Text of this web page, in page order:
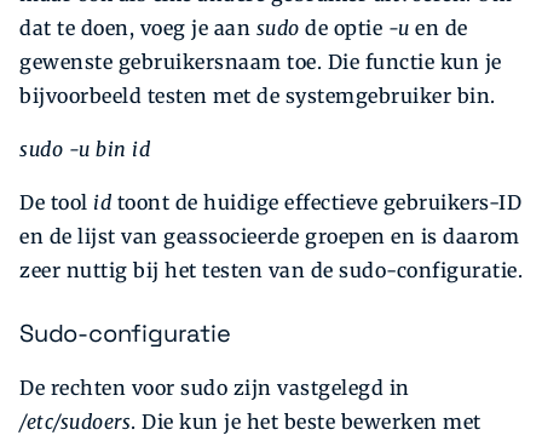
dat te doen, voeg je aan sudo de optie -u en de
gewenste gebruikersnaam toe. Die functie kun je
bijvoorbeeld testen met de systemgebruiker bin.
sudo -u bin id
De tool id toont de huidige effectieve gebruikers-ID
en de lijst van geassocieerde groepen en is daarom
zeer nuttig bij het testen van de sudo-configuratie.
Sudo-configuratie
De rechten voor sudo zijn vastgelegd in
/etc/sudoers. Die kun je het beste bewerken met